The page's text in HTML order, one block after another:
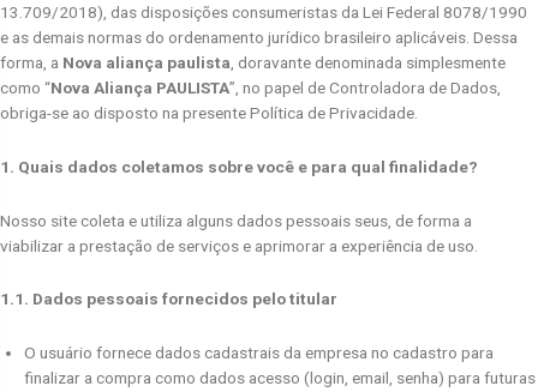
13.709/2018), das disposições consumeristas da Lei Federal 8078/1990
e as demais normas do ordenamento jurídico brasileiro aplicáveis. Dessa
forma, a Nova aliança paulista , doravante denominada simplesmente
como “Nova Aliança PAULISTA”, no papel de Controladora de Dados,
obriga-se ao disposto na presente Política de Privacidade.
1. Quais dados coletamos sobre você e para qual finalidade?
Nosso site coleta e utiliza alguns dados pessoais seus, de forma a
viabilizar a prestação de serviços e aprimorar a experiência de uso.
1.1. Dados pessoais fornecidos pelo titular
O usuário fornece dados cadastrais da empresa no cadastro para
finalizar a compra como dados acesso (login, email, senha) para futuras